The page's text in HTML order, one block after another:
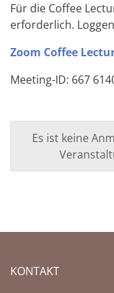
Für die Coffee
erforderlich.
Zoom Coffee
Meeting-ID: 667
Es ist keine
KONTAKT